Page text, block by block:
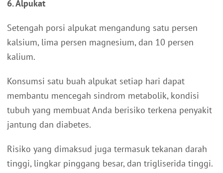
6. Alpukat
Setengah porsi alpukat mengandung satu persen
kalsium, lima persen magnesium, dan 10 persen
kalium.
Konsumsi satu buah alpukat setiap hari dapat
membantu mencegah sindrom metabolik, kondisi
tubuh yang membuat Anda berisiko terkena penyakit
jantung dan diabetes.
Risiko yang dimaksud juga termasuk tekanan darah
tinggi, lingkar pinggang besar, dan trigliserida tinggi.